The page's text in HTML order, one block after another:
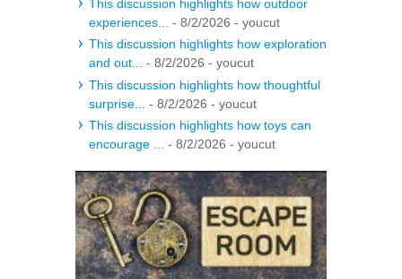
This discussion highlights how outdoor
experiences...
- 8/2/2026 - youcut
This discussion highlights how exploration
and out... - 8/2/2026 - youcut
This discussion highlights how thoughtful
surprise...
- 8/2/2026 - youcut
This discussion highlights how toys can
encourage ... - 8/2/2026 - youcut